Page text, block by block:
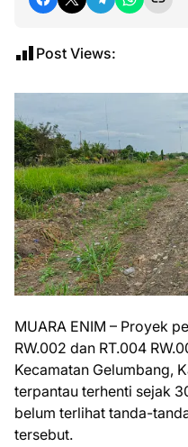
Post Views:
MUARA ENIM – Proyek
RW.002 dan RT.004
Kecamatan Gelumbang,
terpantau terhenti sejak
belum terlihat tanda-
tersebut.